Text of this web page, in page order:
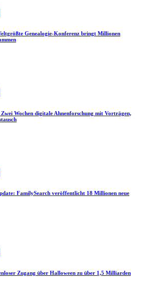
Genealogie-Konferenz bringt Millionen
Wochen digitale Ahnenforschung mit Vorträgen,
FamilySearch veröffentlicht 18 Millionen neue
Zugang über Halloween zu über 1,5 Milliarden